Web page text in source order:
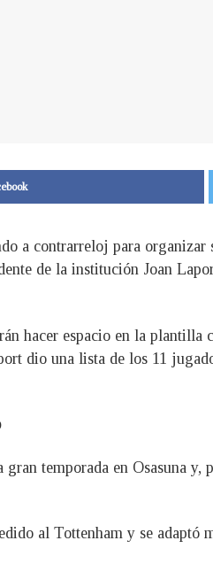
a contrarreloj para
de la institución Joan
hacer espacio en la
dio una lista de los 11
temporada en Osasuna
al Tottenham y se